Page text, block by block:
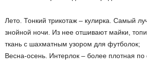
Лето. Тонкий трикотаж – кулирка. Самый
знойной ночи. Из нее отшивают майки,
ткань с шахматным узором для футболок;
Весна-осень. Интерлок – более плотная